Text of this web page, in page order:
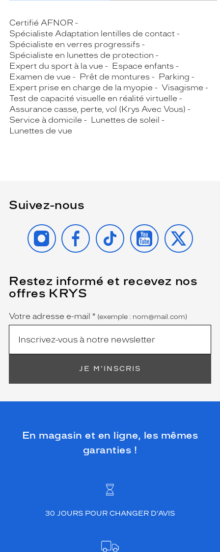
Certifié AFNOR
Spécialiste Adaptation lentilles de contact
Spécialiste en verres progressifs
Spécialiste en lunettes de protection
Expert du sport à la vue
Espace enfants
Examen de vue
Prêt de montures
Parking
Expert prise en charge de la myopie
Visagisme
Test de capacité visuelle en réalité virtuelle
Assurance casse, perte, vol (Krys Avec Vous)
Service à domicile
Lunettes de soleil
Lunettes de vue
Suivez-nous
INSTAGRAMFACEBOOK
TIKTOK YOUTUBE
X
Restez informé et recevez nos
offres KRYS
Name
Votre adresse e-mail *
(Ce
champ
est
obligatoire)
(exemple : nom@mail.com)
JE M'INSCRIS
En magasin et en ligne, les mêmes
garanties !
30 JOURS POUR CHANGER D’AVIS